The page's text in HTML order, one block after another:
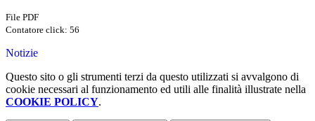
File PDF
Contatore click: 56
Notizie
Questo sito o gli strumenti terzi da questo utilizzati si avvalgono di
cookie necessari al funzionamento ed utili alle finalità illustrate nella
COOKIE POLICY.